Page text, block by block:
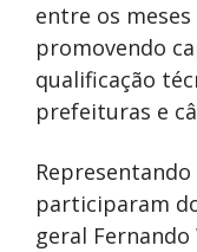
entre os
promovendo
qualificação
prefeituras e
participaram
geral